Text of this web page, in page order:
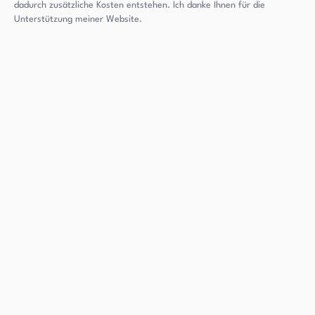
dadurch zusätzliche Kosten entstehen. Ich danke Ihnen für die
Unterstützung meiner Website.